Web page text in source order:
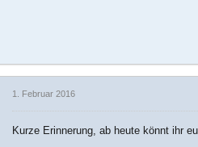
1. Februar 2016
Kurze Erinnerung, ab heute könnt ihr